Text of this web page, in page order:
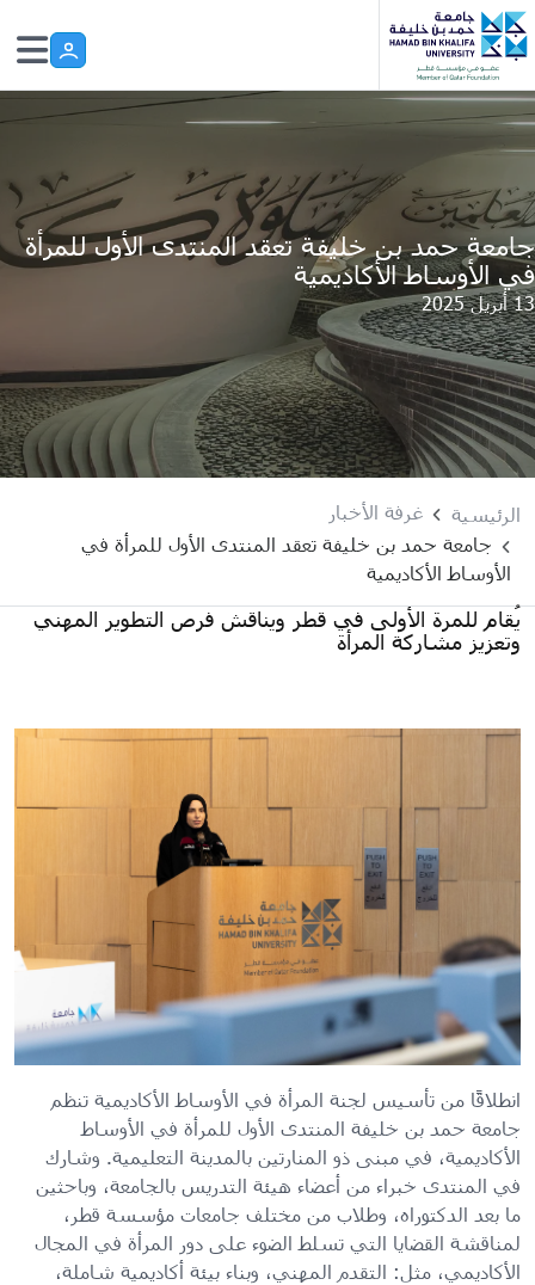
Skip to main content
جامعة حمد بن خليفة تعقد المنتدى الأول للمرأة
في الأوساط الأكاديمية
13 أبريل 2025
الرئيسية
غرفة الأخبار
جامعة حمد بن خليفة تعقد المنتدى الأول للمرأة في
الأوساط الأكاديمية
يُقام للمرة الأولى في قطر ويناقش فرص التطوير المهني
وتعزيز مشاركة المرأة
انطلاقًا من تأسيس لجنة المرأة في الأوساط الأكاديمية تنظم
جامعة حمد بن خليفة المنتدى الأول للمرأة في الأوساط
الأكاديمية، في مبنى ذو المنارتين بالمدينة التعليمية. وشارك
في المنتدى خبراء من أعضاء هيئة التدريس بالجامعة، وباحثين
ما بعد الدكتوراه، وطلاب من مختلف جامعات مؤسسة قطر،
لمناقشة القضايا التي تسلط الضوء على دور المرأة في المجال
الأكاديمي، مثل: التقدم المهني، وبناء بيئة أكاديمية شاملة،